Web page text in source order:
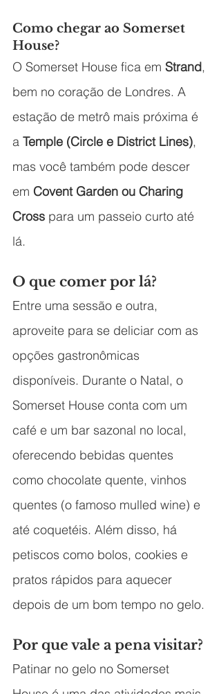
Como chegar ao Somerset
House?
O Somerset House fica em Strand,
bem no coração de Londres. A
estação de metrô mais próxima é
a Temple (Circle e District Lines),
mas você também pode descer
em Covent Garden ou Charing
Cross para um passeio curto até
lá.
O que comer por lá?
Entre uma sessão e outra,
aproveite para se deliciar com as
opções gastronômicas
disponíveis. Durante o Natal, o
Somerset House conta com um
café e um bar sazonal no local,
oferecendo bebidas quentes
como chocolate quente, vinhos
quentes (o famoso mulled wine) e
até coquetéis. Além disso, há
petiscos como bolos, cookies e
pratos rápidos para aquecer
depois de um bom tempo no gelo.
Por que vale a pena visitar?
Patinar no gelo no Somerset